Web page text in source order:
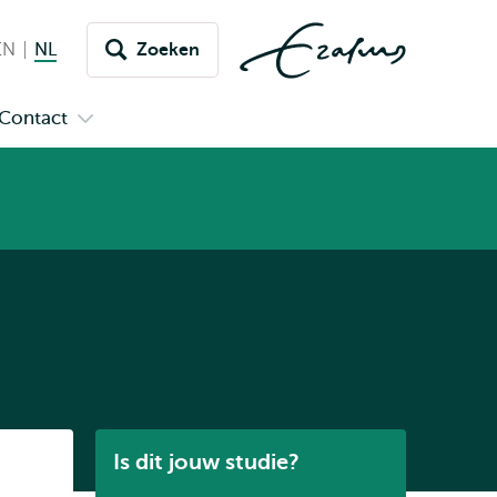
English
NLNederlands huidige taal
Zoeken
Is dit jouw studie?